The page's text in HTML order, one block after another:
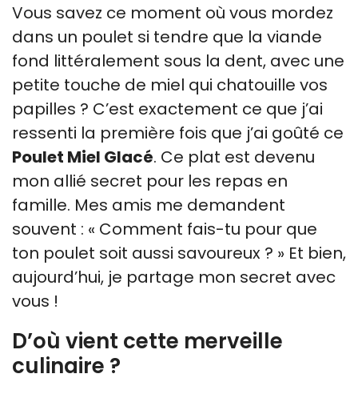
Vous savez ce moment où vous mordez
dans un poulet si tendre que la viande
fond littéralement sous la dent, avec une
petite touche de miel qui chatouille vos
papilles ? C’est exactement ce que j’ai
ressenti la première fois que j’ai goûté ce
Poulet Miel Glacé. Ce plat est devenu
mon allié secret pour les repas en
famille. Mes amis me demandent
souvent : « Comment fais-tu pour que
ton poulet soit aussi savoureux ? » Et bien,
aujourd’hui, je partage mon secret avec
vous !
D’où vient cette merveille
culinaire ?